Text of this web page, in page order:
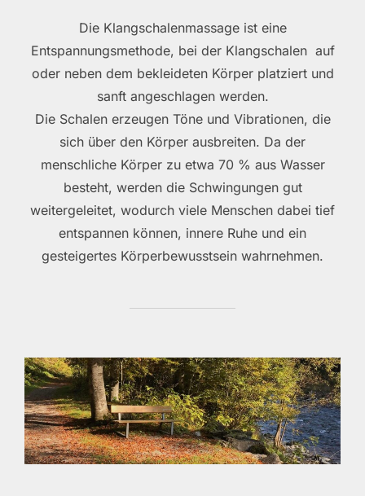
Die Klangschalenmassage ist eine
Entspannungsmethode, bei der Klangschalen auf
oder neben dem bekleideten Körper platziert und
sanft angeschlagen werden.
Die Schalen erzeugen Töne und Vibrationen, die
sich über den Körper ausbreiten. Da der
menschliche Körper zu etwa 70 % aus Wasser
besteht, werden die Schwingungen gut
weitergeleitet, wodurch viele Menschen dabei tief
entspannen können, innere Ruhe und ein
gesteigertes Körperbewusstsein wahrnehmen.